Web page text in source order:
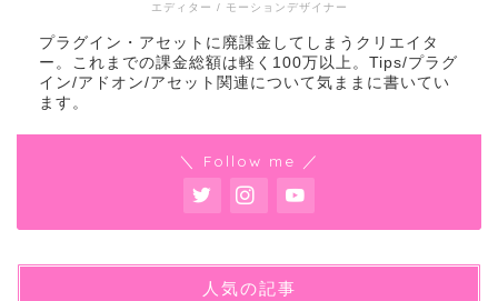
エディター / モーションデザイナー
プラグイン・アセットに廃課金してしまうクリエイタ
ー。これまでの課金総額は軽く100万以上。Tips/プラグ
イン/アドオン/アセット関連について気ままに書いてい
ます。
＼ Follow me ／
人気の記事